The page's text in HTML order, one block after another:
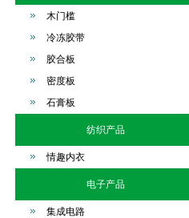
木门槛
冷冻胶带
胶合板
密度板
石膏板
纺织产品
情趣内衣
电子产品
集成电路